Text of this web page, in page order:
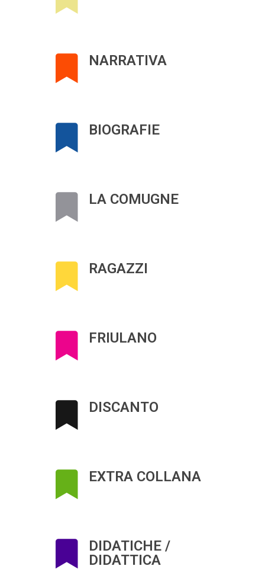
NARRATIVA
BIOGRAFIE
LA COMUGNE
RAGAZZI
FRIULANO
DISCANTO
EXTRA COLLANA
DIDATICHE /
DIDATTICA